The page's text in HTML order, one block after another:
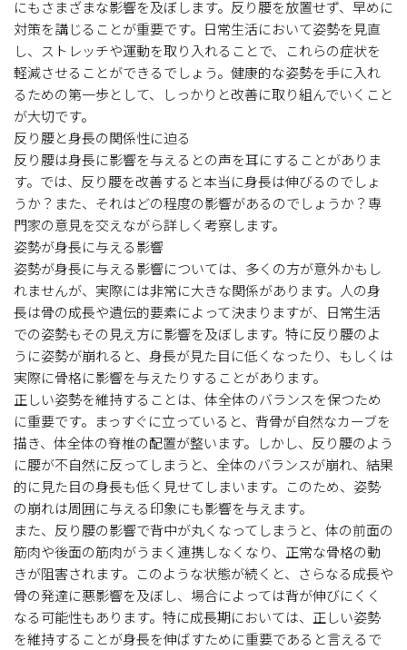
にもさまざまな影響を及ぼします。反り腰を放置せず、早めに
対策を講じることが重要です。日常生活において姿勢を見直
し、ストレッチや運動を取り入れることで、これらの症状を
軽減させることができるでしょう。健康的な姿勢を手に入れ
るための第一歩として、しっかりと改善に取り組んでいくこと
が大切です。
反り腰と身長の関係性に迫る
反り腰は身長に影響を与えるとの声を耳にすることがありま
す。では、反り腰を改善すると本当に身長は伸びるのでしょ
うか？また、それはどの程度の影響があるのでしょうか？専
門家の意見を交えながら詳しく考察します。
姿勢が身長に与える影響
姿勢が身長に与える影響については、多くの方が意外かもし
れませんが、実際には非常に大きな関係があります。人の身
長は骨の成長や遺伝的要素によって決まりますが、日常生活
での姿勢もその見え方に影響を及ぼします。特に反り腰のよ
うに姿勢が崩れると、身長が見た目に低くなったり、もしくは
実際に骨格に影響を与えたりすることがあります。
正しい姿勢を維持することは、体全体のバランスを保つため
に重要です。まっすぐに立っていると、背骨が自然なカーブを
描き、体全体の脊椎の配置が整います。しかし、反り腰のよう
に腰が不自然に反ってしまうと、全体のバランスが崩れ、結果
的に見た目の身長も低く見せてしまいます。このため、姿勢
の崩れは周囲に与える印象にも影響を与えます。
また、反り腰の影響で背中が丸くなってしまうと、体の前面の
筋肉や後面の筋肉がうまく連携しなくなり、正常な骨格の動
きが阻害されます。このような状態が続くと、さらなる成長や
骨の発達に悪影響を及ぼし、場合によっては背が伸びにくく
なる可能性もあります。特に成長期においては、正しい姿勢
を維持することが身長を伸ばすために重要であると言えるで